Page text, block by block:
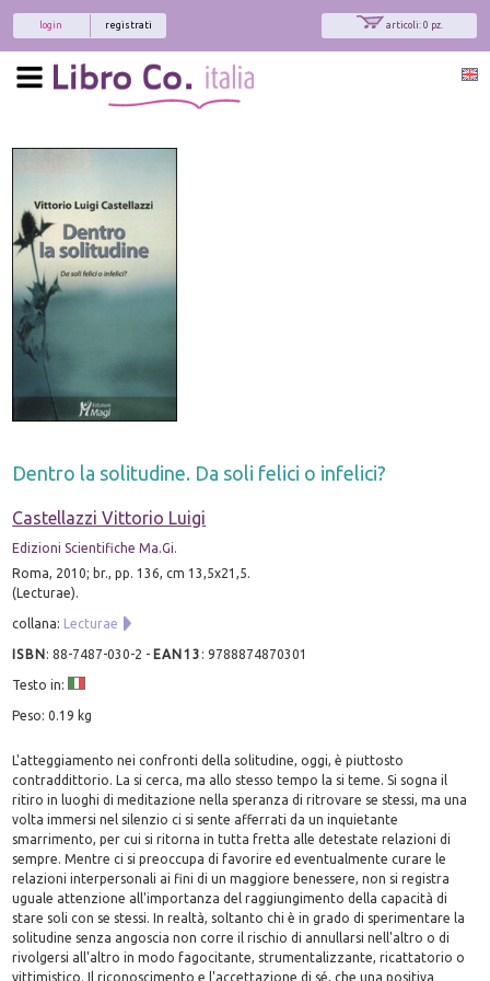
articoli: 0 pz.
registrati
login
Dentro la solitudine. Da soli felici o infelici?
Castellazzi Vittorio Luigi
Edizioni Scientifiche Ma.Gi.
Roma, 2010; br., pp. 136, cm 13,5x21,5.
(Lecturae).
collana: Lecturae
ISBN:88-7487-030-2 - EAN13 :9788874870301
Testo in:
Peso: 0.19 kg
L'atteggiamento nei confronti della solitudine, oggi, è piuttosto
contraddittorio. La si cerca, ma allo stesso tempo la si teme. Si sogna il
ritiro in luoghi di meditazione nella speranza di ritrovare se stessi, ma una
volta immersi nel silenzio ci si sente afferrati da un inquietante
smarrimento, per cui si ritorna in tutta fretta alle detestate relazioni di
sempre. Mentre ci si preoccupa di favorire ed eventualmente curare le
relazioni interpersonali ai fini di un maggiore benessere, non si registra
uguale attenzione all'importanza del raggiungimento della capacità di
stare soli con se stessi. In realtà, soltanto chi è in grado di sperimentare la
solitudine senza angoscia non corre il rischio di annullarsi nell'altro o di
rivolgersi all'altro in modo fagocitante, strumentalizzante, ricattatorio o
vittimistico. Il riconoscimento e l'accettazione di sé, che una positiva